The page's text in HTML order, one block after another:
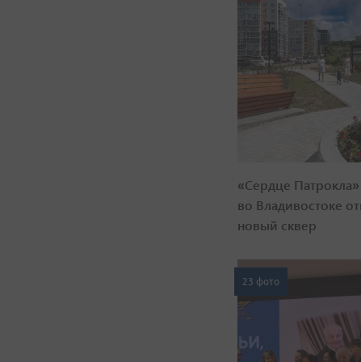
«Сердце Патрокла»
во Владивостоке
новый сквер
23 фото